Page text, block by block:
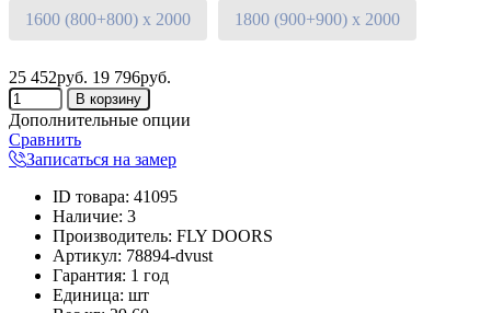
1600 (800+800) х 2000 1800 (900+900) х 2000
25 452руб. 19 796руб.
Дополнительные опции
Сравнить
Записаться на замер
ID товара: 41095
Наличие: 3
Производитель: FLY DOORS
Артикул: 78894-dvust
Гарантия: 1 год
Единица: шт